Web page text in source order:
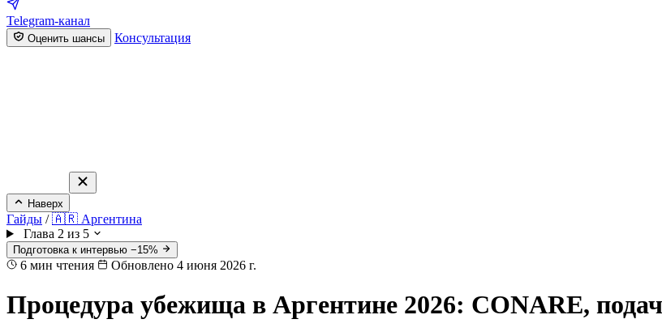
Telegram-канал
Оценить шансы Консультация
Наверх
Гайды / 🇦🇷 Аргентина
Глава 2 из 5
Подготовка к интервью −15%
6 мин чтения Обновлено 4 июня 2026 г.
Процедура убежища в Аргентине 2026: CONARE,